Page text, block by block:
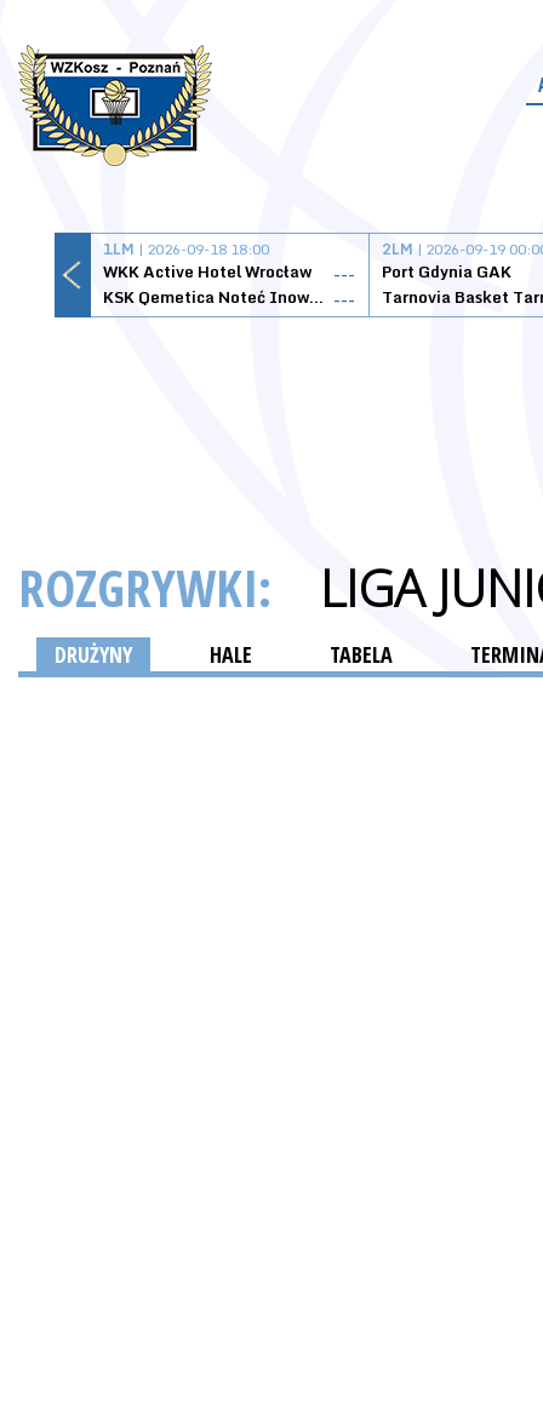
1LM | 2026-09-18 18:00
WKK Active Hotel Wrocław
---
KSK Qemetica Noteć Inowrocław ---
2LM | 2026-09-19
Port Gdynia GAK
ROZGRYWKI: LIGA
DRUŻYNY HALE TABELA